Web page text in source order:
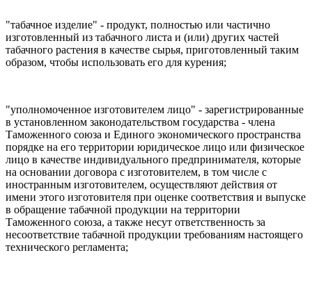
"табачное изделие" - продукт, полностью или частично
изготовленный из табачного листа и (или) других частей
табачного растения в качестве сырья, приготовленный таким
образом, чтобы использовать его для курения;
"уполномоченное изготовителем лицо" - зарегистрированные
в установленном законодательством государства - члена
Таможенного союза и Единого экономического пространства
порядке на его территории юридическое лицо или физическое
лицо в качестве индивидуального предпринимателя, которые
на основании договора с изготовителем, в том числе с
иностранным изготовителем, осуществляют действия от
имени этого изготовителя при оценке соответствия и выпуске
в обращение табачной продукции на территории
Таможенного союза, а также несут ответственность за
несоответствие табачной продукции требованиям настоящего
технического регламента;